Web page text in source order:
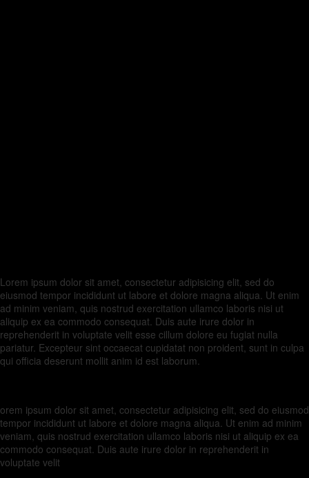
Lorem ipsum dolor sit amet, consectetur adipisicing elit, sed do
eiusmod tempor incididunt ut labore et dolore magna aliqua. Ut enim
ad minim veniam, quis nostrud exercitation ullamco laboris nisi ut
aliquip ex ea commodo consequat. Duis aute irure dolor in
reprehenderit in voluptate velit esse cillum dolore eu fugiat nulla
pariatur. Excepteur sint occaecat cupidatat non proident, sunt in culpa
qui officia deserunt mollit anim id est laborum.
…Lorem Ipsum proin gravida nibh vel velit aliquet.
orem ipsum dolor sit amet, consectetur adipisicing elit, sed do eiusmod
tempor incididunt ut labore et dolore magna aliqua. Ut enim ad minim
veniam, quis nostrud exercitation ullamco laboris nisi ut aliquip ex ea
commodo consequat. Duis aute irure dolor in reprehenderit in
voluptate velit